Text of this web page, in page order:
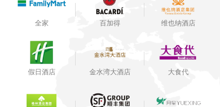
全家 百加得 维也纳酒店
假日酒店 金水湾大酒店 大食代